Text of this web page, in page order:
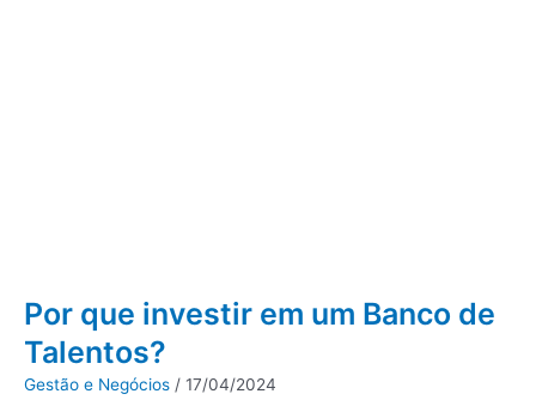
Por que investir em um Banco de
Talentos?
Gestão e Negócios / 17/04/2024